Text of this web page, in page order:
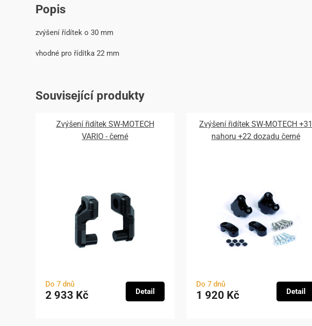
Popis
zvýšení řídítek o 30 mm
vhodné pro řídítka 22 mm
Související produkty
Zvýšení řidítek SW-MOTECH
VARIO - černé
Do 7 dnů
2 933 Kč Detail
Zvýšení řidítek SW-MOTECH +31
nahoru +22 dozadu černé
Do 7 dnů
1 920 Kč Detail